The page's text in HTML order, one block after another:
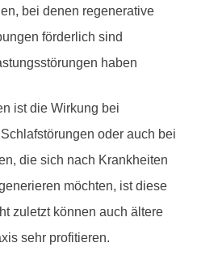
bei denen regenerative
förderlich sind
haben
ist die Wirkung bei
oder auch bei
die sich nach Krankheiten
möchten, ist diese
zuletzt können auch ältere
sehr profitieren.